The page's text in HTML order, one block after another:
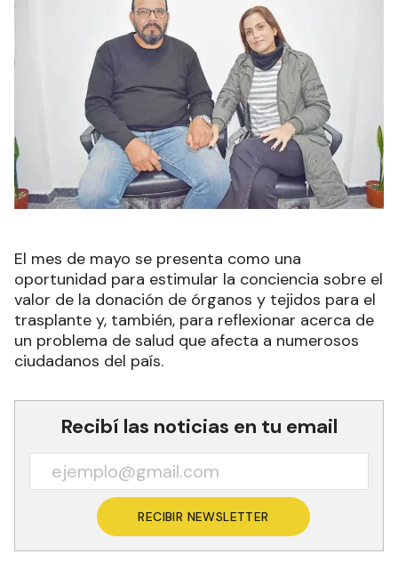
El mes de mayo se presenta como una
oportunidad para estimular la conciencia sobre el
valor de la donación de órganos y tejidos para el
trasplante y, también, para reflexionar acerca de
un problema de salud que afecta a numerosos
ciudadanos del país.
Recibí las noticias en tu email
RECIBIR NEWSLETTER